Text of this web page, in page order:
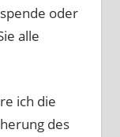
oder
alle
ich die
des